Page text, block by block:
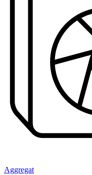
Aggregat